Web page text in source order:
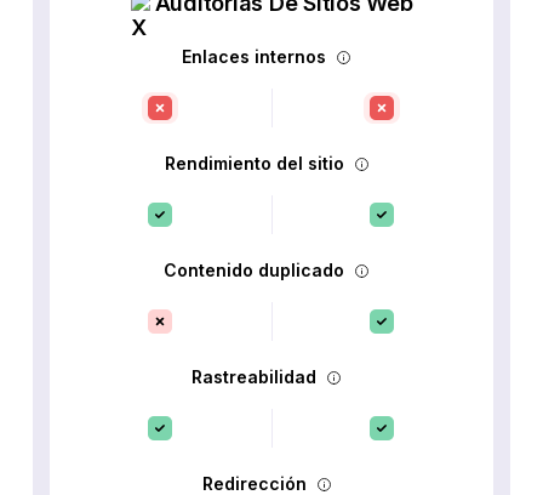
Enlaces internos
Rendimiento del sitio
Contenido duplicado
Rastreabilidad
Redirección